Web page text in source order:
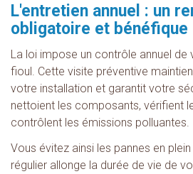
L'entretien annuel : un
obligatoire et bénéfique
La loi impose un contrôle annuel de
fioul. Cette visite préventive
votre installation et garantit votre
nettoient les composants, vérifient
contrôlent les émissions polluantes.
Vous évitez ainsi les pannes en
régulier allonge la durée de vie de